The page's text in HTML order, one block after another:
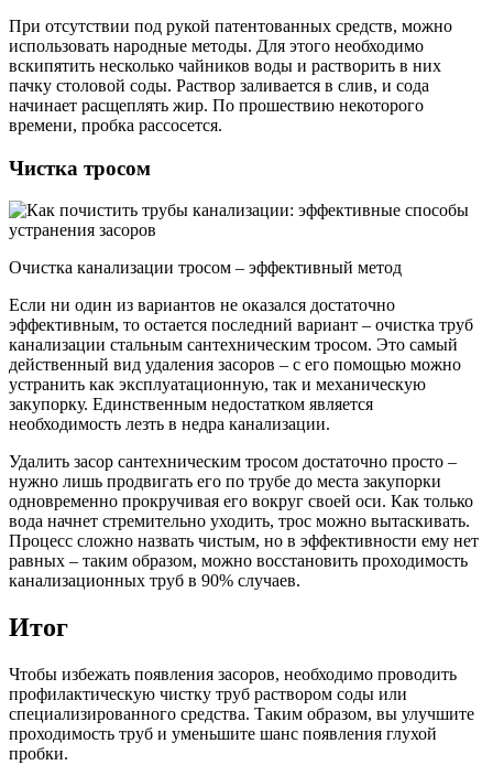
При отсутствии под рукой патентованных средств, можно
использовать народные методы. Для этого необходимо
вскипятить несколько чайников воды и растворить в них
пачку столовой соды. Раствор заливается в слив, и сода
начинает расщеплять жир. По прошествию некоторого
времени, пробка рассосется.
Чистка тросом
Очистка канализации тросом – эффективный метод
Если ни один из вариантов не оказался достаточно
эффективным, то остается последний вариант – очистка труб
канализации стальным сантехническим тросом. Это самый
действенный вид удаления засоров – с его помощью можно
устранить как эксплуатационную, так и механическую
закупорку. Единственным недостатком является
необходимость лезть в недра канализации.
Удалить засор сантехническим тросом достаточно просто –
нужно лишь продвигать его по трубе до места закупорки
одновременно прокручивая его вокруг своей оси. Как только
вода начнет стремительно уходить, трос можно вытаскивать.
Процесс сложно назвать чистым, но в эффективности ему нет
равных – таким образом, можно восстановить проходимость
канализационных труб в 90% случаев.
Итог
Чтобы избежать появления засоров, необходимо проводить
профилактическую чистку труб раствором соды или
специализированного средства. Таким образом, вы улучшите
проходимость труб и уменьшите шанс появления глухой
пробки.